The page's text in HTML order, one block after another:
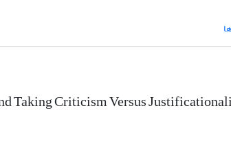
Taking Criticism Versus